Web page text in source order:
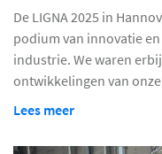
De LIGNA 2025 in
podium van innovatie
industrie. We waren
ontwikkelingen van
Lees meer